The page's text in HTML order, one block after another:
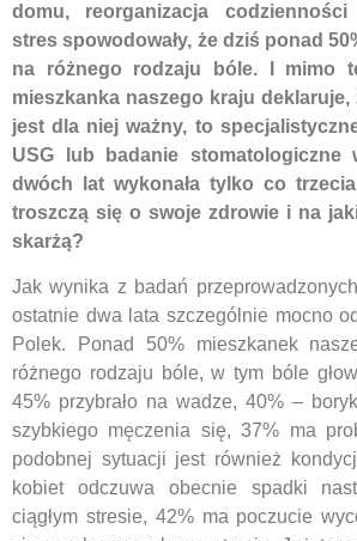
domu, reorganizacja codzienności
stres spowodowały, że dziś ponad
na różnego rodzaju bóle. I mimo
mieszkanka naszego kraju
jest dla niej ważny, to
USG lub badanie stomatologiczne
dwóch lat wykonała tylko co
troszczą się o swoje zdrowie i na
skarżą?
Jak wynika z badań
ostatnie dwa lata szczególnie mocno
Polek. Ponad 50% mieszkanek
różnego rodzaju bóle, w tym bóle
45% przybrało na wadze, 40% –
szybkiego męczenia się, 37% ma
podobnej sytuacji jest również
kobiet odczuwa obecnie spadki
ciągłym stresie, 42% ma poczucie